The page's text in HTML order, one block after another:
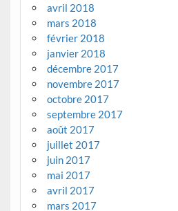
avril 2018
mars 2018
février 2018
janvier 2018
décembre 2017
novembre 2017
octobre 2017
septembre 2017
août 2017
juillet 2017
juin 2017
mai 2017
avril 2017
mars 2017